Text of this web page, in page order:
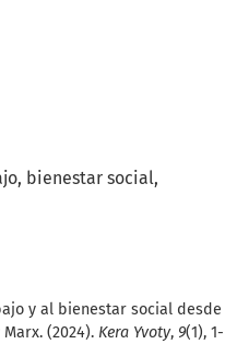
bienestar social
y al bienestar social desde
(2024). Kera Yvoty, 9(1), 1-